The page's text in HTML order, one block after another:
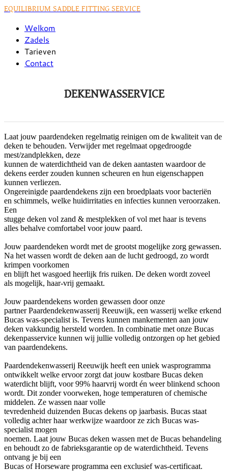
EQUILIBRIUM SADDLE FITTING SERVICE
Welkom
Zadels
Tarieven
Contact
DEKENWASSERVICE
Laat jouw paardendeken regelmatig reinigen om de kwaliteit van de
deken te behouden. Verwijder met regelmaat opgedroogde
mest/zandplekken, deze
kunnen de waterdichtheid van de deken aantasten waardoor de
dekens eerder zouden kunnen scheuren en hun eigenschappen
kunnen verliezen.
Ongereinigde paardendekens zijn een broedplaats voor bacteriën
en schimmels, welke huidirritaties en infecties kunnen veroorzaken.
Een
stugge deken vol zand & mestplekken of vol met haar is tevens
alles behalve comfortabel voor jouw paard.
Jouw paardendeken wordt met de grootst mogelijke zorg gewassen.
Na het wassen wordt de deken aan de lucht gedroogd, zo wordt
krimpen voorkomen
en blijft het wasgoed heerlijk fris ruiken. De deken wordt zoveel
als mogelijk, haar-vrij gemaakt.
Jouw paardendekens worden gewassen door onze
partnerPaardendekenwasserij Reeuwijk, een wasserij welke erkend
Bucas was-specialist is. Tevens kunnen mankementen aan jouw
deken vakkundig hersteld worden. In combinatie met onze Bucas
dekenpasservice kunnen wij jullie volledig ontzorgen op het gebied
van paardendekens.
Paardendekenwasserij Reeuwijk heeft een uniek wasprogramma
ontwikkelt welke ervoor zorgt dat jouw kostbare Bucas deken
waterdicht blijft, voor99% haarvrij wordt én weer blinkend schoon
wordt. Dit zonder voorweken, hoge temperaturen of chemische
middelen. Ze wassen naar volle
tevredenheid duizenden Bucas dekens op jaarbasis. Bucas staat
volledig achter haar werkwijze waardoor ze zich Bucas was-
specialist mogen
noemen. Laat jouw Bucas deken wassen met de Bucas behandeling
en behoudt zo de fabrieksgarantie op de waterdichtheid. Tevens
ontvang je bij een
Bucas of Horseware programma een exclusief was-certificaat.